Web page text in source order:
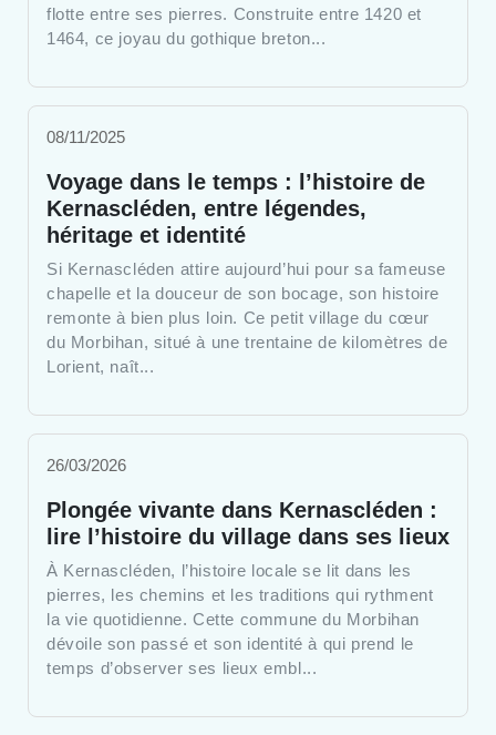
flotte entre ses pierres. Construite entre 1420 et
1464, ce joyau du gothique breton...
08/11/2025
Voyage dans le temps : l’histoire de
Kernascléden, entre légendes,
héritage et identité
Si Kernascléden attire aujourd’hui pour sa fameuse
chapelle et la douceur de son bocage, son histoire
remonte à bien plus loin. Ce petit village du cœur
du Morbihan, situé à une trentaine de kilomètres de
Lorient, naît...
26/03/2026
Plongée vivante dans Kernascléden :
lire l’histoire du village dans ses lieux
À Kernascléden, l’histoire locale se lit dans les
pierres, les chemins et les traditions qui rythment
la vie quotidienne. Cette commune du Morbihan
dévoile son passé et son identité à qui prend le
temps d’observer ses lieux embl...